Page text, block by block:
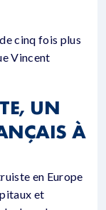
cinq fois plus
Vincent
UN
À
en Europe
et